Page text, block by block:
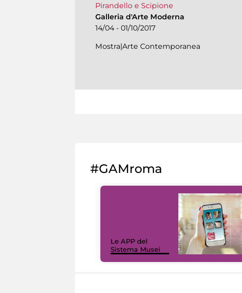
Pirandello e Scipione
Galleria d'Arte Moderna
14/04 - 01/10/2017
Mostra|Arte Contemporanea
#GAMroma
Le APP del
Sistema Musei